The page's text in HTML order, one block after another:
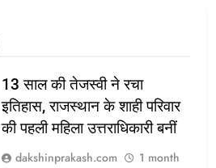
13 साल की तेजस्वी ने रचा
इतिहास, राजस्थान के शाही परिवार
की पहली महिला उत्तराधिकारी बनीं
dakshinprakash.com
1 month